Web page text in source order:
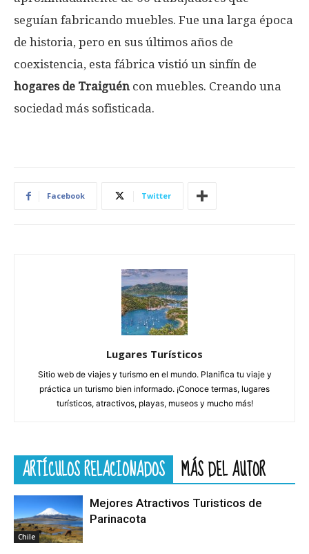
seguían fabricando muebles. Fue una larga época
de historia, pero en sus últimos años de
coexistencia, esta fábrica vistió un sinfín de
hogares de Traiguén con muebles. Creando una
sociedad más sofisticada.
Facebook Twitter
Lugares Turísticos
Sitio web de viajes y turismo en el mundo. Planifica tu viaje y
práctica un turismo bien informado. ¡Conoce termas, lugares
turísticos, atractivos, playas, museos y mucho más!
ARTÍCULOS RELACIONADOS MÁS DEL AUTOR
Chile
Mejores Atractivos Turisticos de
Parinacota